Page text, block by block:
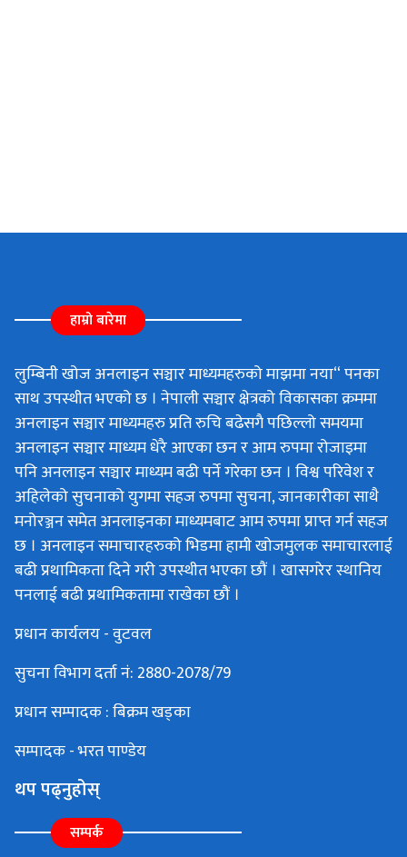
हाम्रो बारेमा
लुम्बिनी खोज अनलाइन सञ्चार माध्यमहरुको माझमा नया“ पनका
साथ उपस्थीत भएको छ । नेपाली सञ्चार क्षेत्रको विकासका क्रममा
अनलाइन सञ्चार माध्यमहरु प्रति रुचि बढेसगै पछिल्लो समयमा
अनलाइन सञ्चार माध्यम धेरै आएका छन र आम रुपमा रोजाइमा
पनि अनलाइन सञ्चार माध्यम बढी पर्ने गरेका छन । विश्व परिवेश र
अहिलेको सुचनाको युगमा सहज रुपमा सुचना, जानकारीका साथै
मनोरञ्जन समेत अनलाइनका माध्यमबाट आम रुपमा प्राप्त गर्न सहज
छ । अनलाइन समाचारहरुको भिडमा हामी खोजमुलक समाचारलाई
बढी प्रथामिकता दिने गरी उपस्थीत भएका छौं । खासगरेर स्थानिय
पनलाई बढी प्रथामिकतामा राखेका छौं ।
प्रधान कार्यलय - वुटवल
सुचना विभाग दर्ता नं: 2880-2078/79
प्रधान सम्पादक : बिक्रम खड्का
सम्पादक - भरत पाण्डेय
थप पढ्नुहोस्
सम्पर्क